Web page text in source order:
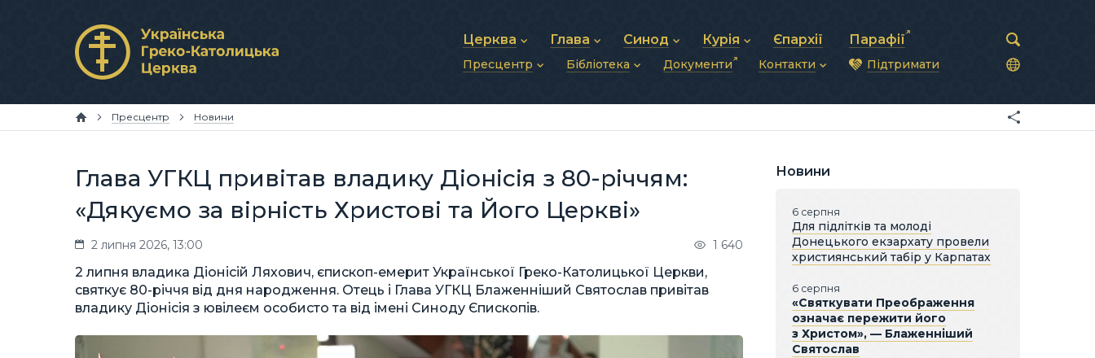
Церква
Про УГКЦ
Структура УГКЦ
Глава
Блаженніший Святослав
Фотографії
Синод
Синод Єпископів
Митрополичі Синоди
Курія
Душпастирська рада
Зв’язки та комунікації
Єпархії Парафії
Пресцентр
Публікації
Фото та відео
Архів новин (2013–2022)
Бібліотека
Молитви
Документи Контакти
Синоди Єпископів
Патріарша курія
Підтримати
Пресцентр Новини
Глава УГКЦ привітав владику Діонісія з 80-річчям:
«Дякуємо за вірність Христові та Його Церкві»
2 липня 2026, 13:00 1 640
2 липня владика Діонісій Ляхович, єпископ-емерит Української Греко-Католицької Церкви,
святкує 80-річчя від дня народження. Отець і Глава УГКЦ Блаженніший Святослав привітав
владику Діонісія з ювілеєм особисто та від імені Синоду Єпископів.
Новини
6 серпня
Для підлітків та молоді
Донецького екзархату провели
християнський табір у Карпатах
6 серпня
«Святкувати Преображення
означає пережити його
з Христом», — Блаженніший
Святослав